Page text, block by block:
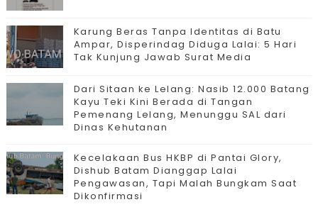
Karung Beras Tanpa Identitas di Batu
Ampar, Disperindag Diduga Lalai: 5 Hari
Tak Kunjung Jawab Surat Media
Dari Sitaan ke Lelang: Nasib 12.000 Batang
Kayu Teki Kini Berada di Tangan
Pemenang Lelang, Menunggu SAL dari
Dinas Kehutanan
Kecelakaan Bus HKBP di Pantai Glory,
Dishub Batam Dianggap Lalai
Pengawasan, Tapi Malah Bungkam Saat
Dikonfirmasi